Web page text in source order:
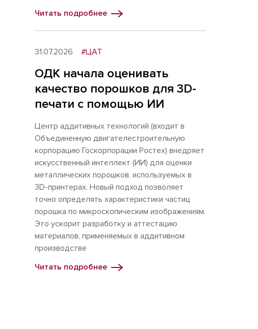
Читать подробнее
31.07.2026 #ЦАТ
ОДК начала оценивать
качество порошков для 3D-
печати с помощью ИИ
Центр аддитивных технологий (входит в
Объединенную двигателестроительную
корпорацию Госкорпорации Ростех) внедряет
искусственный интеллект (ИИ) для оценки
металлических порошков, используемых в
3D-принтерах. Новый подход позволяет
точно определять характеристики частиц
порошка по микроскопическим изображениям.
Это ускорит разработку и аттестацию
материалов, применяемых в аддитивном
производстве
Читать подробнее